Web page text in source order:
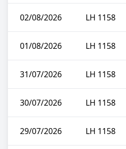
02/08/2026 LH 1158
01/08/2026 LH 1158
31/07/2026 LH 1158
30/07/2026 LH 1158
29/07/2026 LH 1158